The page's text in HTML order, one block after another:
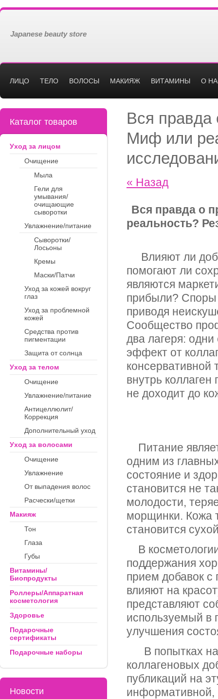
Japanese beauty store
ЛИЦО ТЕЛО ВОЛОСЫ МАКИЯЖ ВИТАМИНЫ О
Вся правда
Миф или
« Назад
Вся правда о
реальность?
Влияют ли
помогают ли
являются
прибыли? Споры
приводя
Сообщество
два лагеря:
эффект от
консервативной
внутрь
не доходит до
Питание
одним из
состояние и
становится не
молодости,
морщинки. Кожа
становится
В
поддержания
прием добавок с
влияют на
представляют
используемый в
улучшения
В попытках
коллагеновых
публикаций на
информативной,
Каталог товаров
Уход за лицом
Очищение
Мыла
Гели для
умывания/
очищающие
сыворотки
Увлажнение/питание
Сыворотки/
Лосьоны
Кремы
Маски/Патчи
Уход за кожей вокруг
глаз
Уход за проблемной
кожей
Средства против
пигментации
Защита от солнца
Уход за телом
Очищение
Увлажнение/питание
Антицеллюлит/
Коррекция
Дополнительный уход
Уход за волосами
Очищение
Увлажнение
От выпадения волос
Расчески/щетки
Макияж
Тон
Глаза
Губы
Витамины/
Биопродукты
Роллеры/Аппаратная
косметология
Здоровье
Подарочные
сертификаты
Подарочные наборы
Новости